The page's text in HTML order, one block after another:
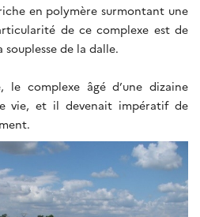
en polymère surmontant une
de ce complexe est de
de la dalle.
le complexe âgé d’une dizaine
vie, et il devenait impératif de